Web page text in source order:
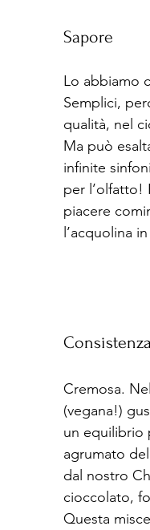
Sapore
Lo abbiamo
Semplici,
qualità, nel
Ma può
infinite
per l’olfatto!
piacere
l’acquolina
Consistenza
Cremosa.
(vegana!)
un equilibrio
agrumato
dal nostro
cioccolato,
Questa